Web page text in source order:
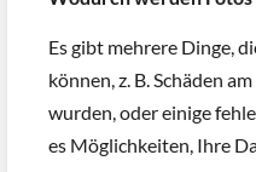
Es gibt mehrere Dinge,
können, z. B. Schäden
wurden, oder einige
es Möglichkeiten, Ihre